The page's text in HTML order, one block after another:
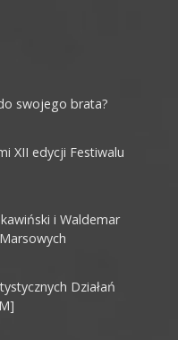
swojego brata?
XII edycji Festiwalu
i Waldemar
Działań